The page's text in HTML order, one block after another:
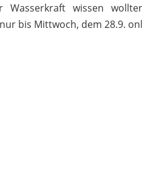
wissen
bis Mittwoch, dem 28.9.